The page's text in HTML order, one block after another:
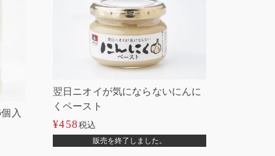
入
翌日ニオイが気にならないにんに
くペースト
¥458税込
販売を終了しました。